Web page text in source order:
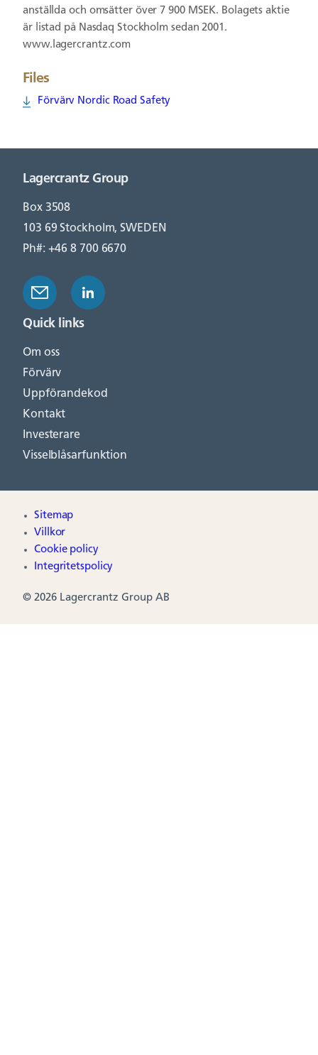
anställda och omsätter över 7 900 MSEK. Bolagets aktie
är listad på Nasdaq Stockholm sedan 2001.
www.lagercrantz.com
Files
Förvärv Nordic Road Safety
Lagercrantz Group
Box 3508
103 69 Stockholm, SWEDEN
Ph#: +46 8 700 6670
Quick links
Om oss
Förvärv
Uppförandekod
Kontakt
Investerare
Visselblåsarfunktion
© 2026 Lagercrantz Group AB
Sitemap
Villkor
Cookie policy
Integritetspolicy